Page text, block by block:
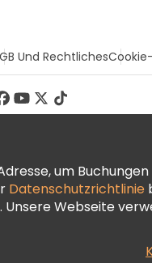
Und Rechtliches
um
Datenschutzrichtlinie
Webseite